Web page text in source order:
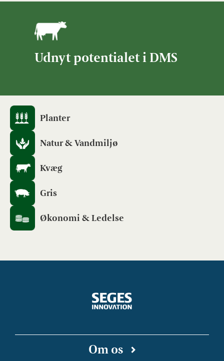
Udnyt potentialet i DMS
Planter
Natur & Vandmiljø
Kvæg
Gris
Økonomi & Ledelse
Om os